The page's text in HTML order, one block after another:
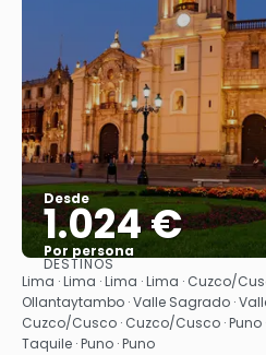
Desde
1.024 €
Por persona
Ver
DESTINOS
Lima · Lima · Lima · Lima · Cuzco/
Ollantaytambo · Valle Sagrado ·
Cuzco/Cusco · Cuzco/Cusco · Puno
Taquile · Puno · Puno